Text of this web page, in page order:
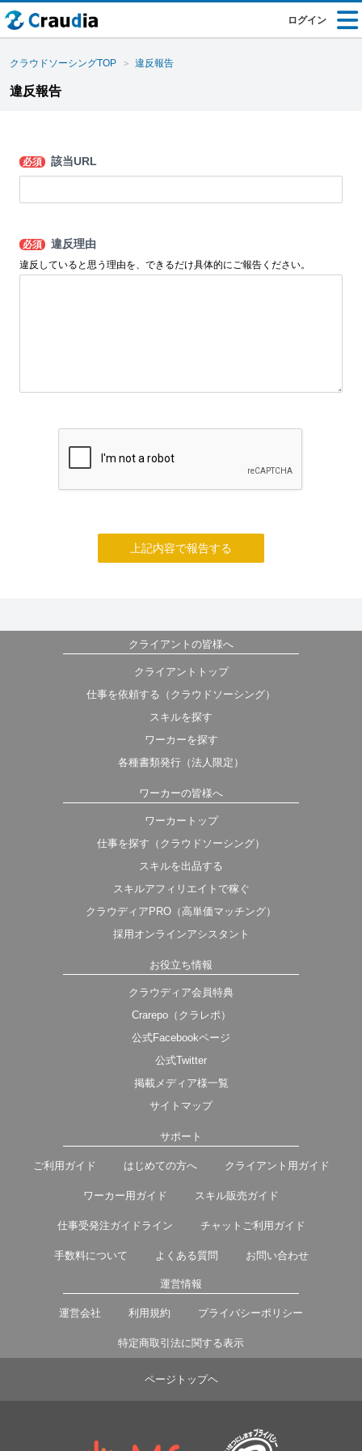
ログイン
クラウドソーシングTOP 違反報告
違反報告
必須 該当URL
必須 違反理由
違反していると思う理由を、できるだけ具体的にご報告ください。
上記内容で報告する
クライアントの皆様へ
クライアントトップ
仕事を依頼する（クラウドソーシング）
スキルを探す
ワーカーを探す
各種書類発行（法人限定）
ワーカーの皆様へ
ワーカートップ
仕事を探す（クラウドソーシング）
スキルを出品する
スキルアフィリエイトで稼ぐ
クラウディアPRO（高単価マッチング）
採用オンラインアシスタント
お役立ち情報
クラウディア会員特典
Crarepo（クラレポ）
公式Facebookページ
公式Twitter
掲載メディア様一覧
サイトマップ
サポート
ご利用ガイド はじめての方へ クライアント用ガイド
ワーカー用ガイド スキル販売ガイド
仕事受発注ガイドライン チャットご利用ガイド
手数料について よくある質問 お問い合わせ
運営情報
運営会社 利用規約 プライバシーポリシー
特定商取引法に関する表示
ページトップヘ